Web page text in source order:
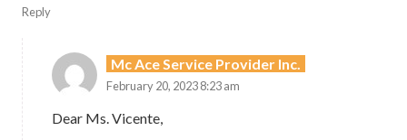
Reply
Mc Ace Service Provider Inc.
February 20, 2023 8:23 am
Dear Ms. Vicente,